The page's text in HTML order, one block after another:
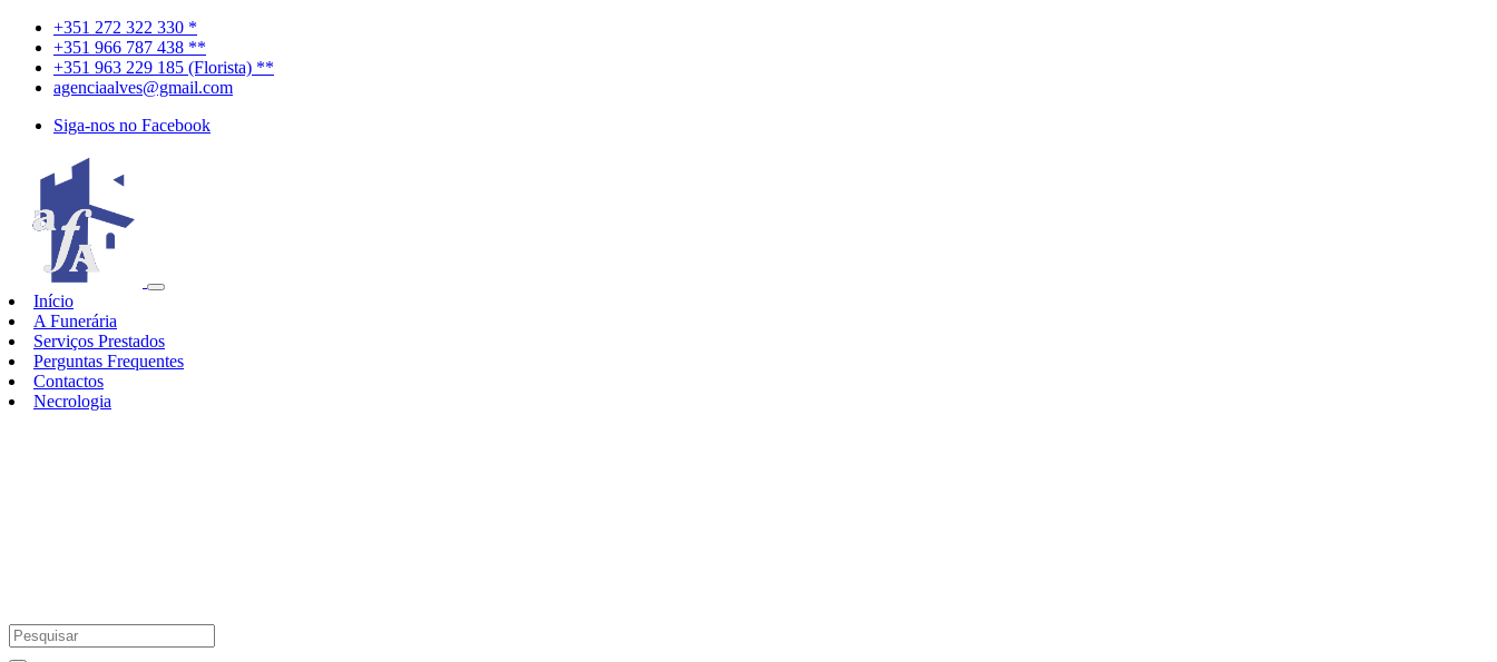
+351 272 322 330 *
+351 966 787 438 **
+351 963 229 185 (Florista) **
agenciaalves@gmail.com
Siga-nos no Facebook
Início
A Funerária
Serviços Prestados
Perguntas Frequentes
Contactos
Necrologia